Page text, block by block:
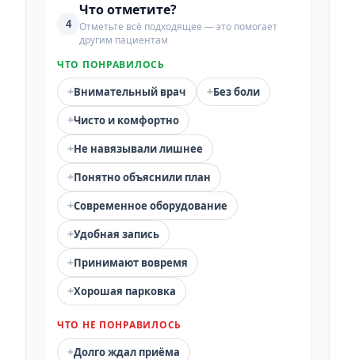
4
Что отметите?
Отметьте всё подходящее — это помогает
другим пациентам
ЧТО ПОНРАВИЛОСЬ
+Внимательный врач +Без боли
+Чисто и комфортно
+Не навязывали лишнее
+Понятно объяснили план
+Современное оборудование
+Удобная запись
+Принимают вовремя
+Хорошая парковка
ЧТО НЕ ПОНРАВИЛОСЬ
+Долго ждал приёма